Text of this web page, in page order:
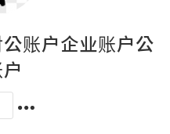
账户企业账户公